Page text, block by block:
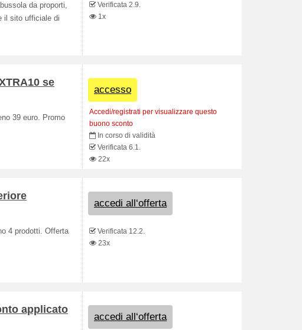
da proporti,
il sito ufficiale di
Verificata 2.9.
1x
se
39 euro. Promo
accesso
Accedi/registrati per visualizzare questo
buono sconto
In corso di validità
Verificata 6.1.
22x
4 prodotti. Offerta
accedi all‘offerta
Verificata 12.2.
23x
applicato
accedi all‘offerta